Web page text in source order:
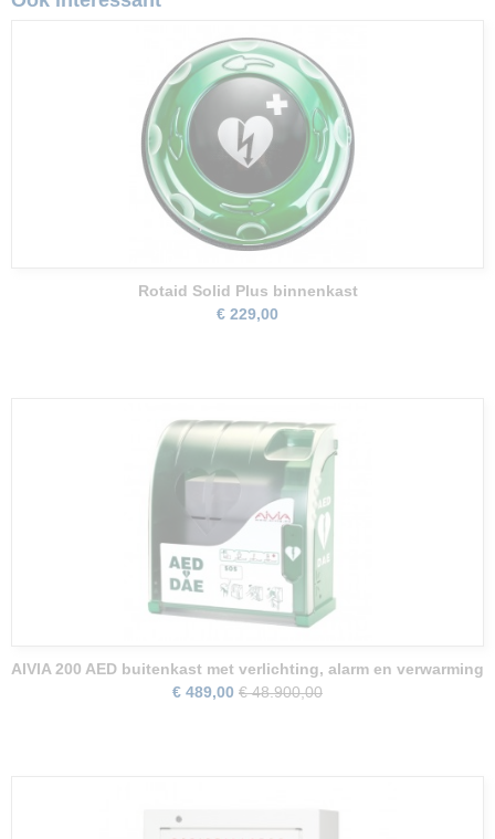
Rotaid Solid Plus binnenkast
€ 229,00
AIVIA 200 AED buitenkast met verlichting, alarm en verwarming
€ 489,00 € 48.900,00